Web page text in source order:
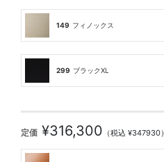
149 フィノックス
299 ブラックXL
定価 ¥316,300 （税込 ¥347930）